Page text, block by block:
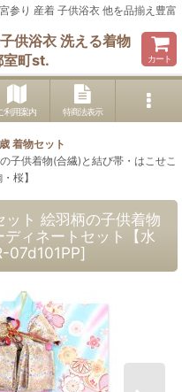
り 産着 子供浴衣 他を品揃え豊富
供浴衣 洗える着物
室町st.
カート
利用案内 特商法表示
着物セット
子供着物(合繊)と結び帯・はこせこ
桜】
ト 絵羽柄の子供着物
ィネートセット【水
07d101PP]